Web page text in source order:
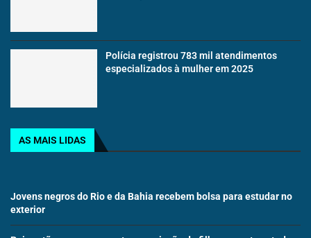
Polícia registrou 783 mil atendimentos
especializados à mulher em 2025
AS MAIS LIDAS
Jovens negros do Rio e da Bahia recebem bolsa para estudar no
exterior